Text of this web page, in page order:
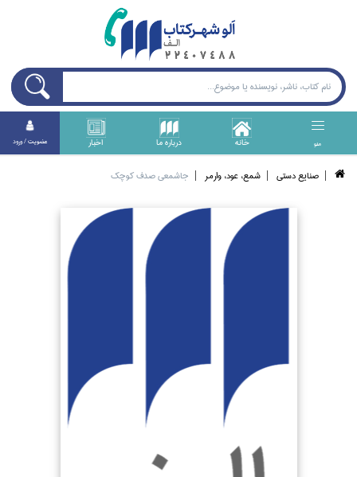
منو خانه درباره ما اخبار عضويت / ورود
صنايع دستي شمع، عود، وارمر جا‌شمعي صدف كوچك